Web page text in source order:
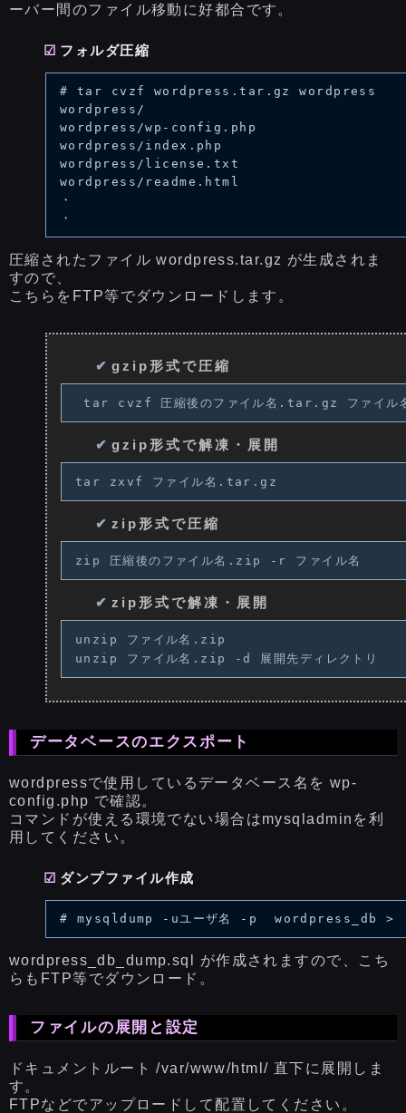
ーバー間のファイル移動に好都合です。
フォルダ圧縮
# tar cvzf wordpress.tar.gz wordpress
wordpress/
wordpress/wp-config.php
wordpress/index.php
wordpress/license.txt
wordpress/readme.html
・
圧縮されたファイル wordpress.tar.gz が生成されま
すので、
こちらをFTP等でダウンロードします。
gzip形式で圧縮
tar cvzf 圧縮後のファイル名.tar.gz ファイル
gzip形式で解凍・展開
tar zxvf ファイル名.tar.gz
zip形式で圧縮
zip 圧縮後のファイル名.zip -r ファイル名
zip形式で解凍・展開
unzip ファイル名.zip
unzip ファイル名.zip -d 展開先ディレクトリ
データベースのエクスポート
wordpressで使用しているデータベース名を wp-
config.php で確認。
コマンドが使える環境でない場合はmysqladminを利
用してください。
ダンプファイル作成
wordpress_db_dump.sql が作成されますので、こち
らもFTP等でダウンロード。
ファイルの展開と設定
ドキュメントルート /var/www/html/ 直下に展開しま
す。
FTPなどでアップロードして配置してください。